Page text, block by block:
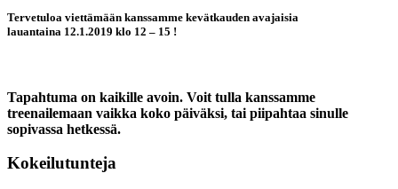
Tervetuloa viettämään kanssamme kevätkauden avajaisia
lauantaina 12.1.2019 klo 12 – 15 !
Tapahtuma on kaikille avoin. Voit tulla kanssamme
treenailemaan vaikka koko päiväksi, tai piipahtaa sinulle
sopivassa hetkessä.
Kokeilutunteja